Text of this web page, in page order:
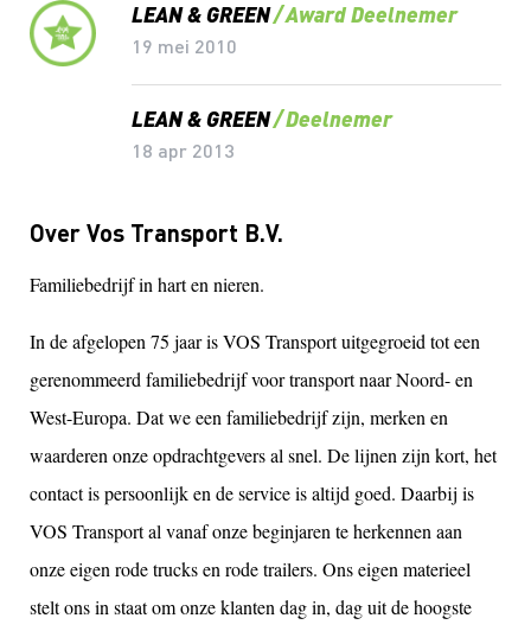
LEAN & GREEN Award Deelnemer
19 mei 2010
LEAN & GREEN Deelnemer
18 apr 2013
Over Vos Transport B.V.
Familiebedrijf in hart en nieren.
In de afgelopen 75 jaar is VOS Transport uitgegroeid tot een
gerenommeerd familiebedrijf voor transport naar Noord- en
West-Europa. Dat we een familiebedrijf zijn, merken en
waarderen onze opdrachtgevers al snel. De lijnen zijn kort, het
contact is persoonlijk en de service is altijd goed. Daarbij is
VOS Transport al vanaf onze beginjaren te herkennen aan
onze eigen rode trucks en rode trailers. Ons eigen materieel
stelt ons in staat om onze klanten dag in, dag uit de hoogste